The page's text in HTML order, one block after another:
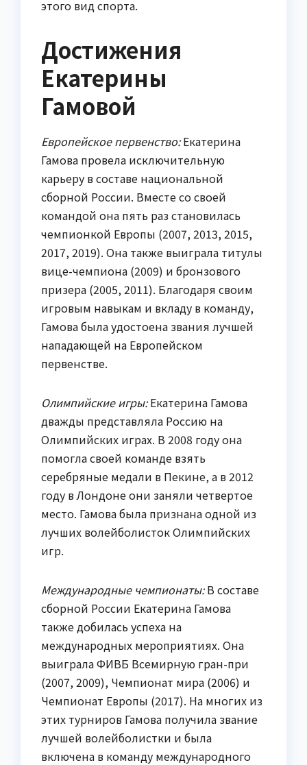
этого вид спорта.
Достижения
Екатерины
Гамовой
Европейское первенство:Екатерина
Гамова провела исключительную
карьеру в составе национальной
сборной России. Вместе со своей
командой она пять раз становилась
чемпионкой Европы (2007, 2013, 2015,
2017, 2019). Она также выиграла титулы
вице-чемпиона (2009) и бронзового
призера (2005, 2011). Благодаря своим
игровым навыкам и вкладу в команду,
Гамова была удостоена звания лучшей
нападающей на Европейском
первенстве.
Олимпийские игры:Екатерина Гамова
дважды представляла Россию на
Олимпийских играх. В 2008 году она
помогла своей команде взять
серебряные медали в Пекине, а в 2012
году в Лондоне они заняли четвертое
место. Гамова была признана одной из
лучших волейболисток Олимпийских
игр.
Международные чемпионаты:В составе
сборной России Екатерина Гамова
также добилась успеха на
международных мероприятиях. Она
выиграла ФИВБ Всемирную гран-при
(2007, 2009), Чемпионат мира (2006) и
Чемпионат Европы (2017). На многих из
этих турниров Гамова получила звание
лучшей волейболистки и была
включена в команду международного